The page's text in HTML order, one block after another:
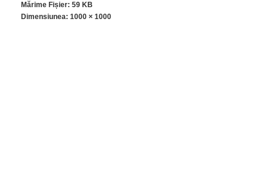
Mărime Fișier: 59 KB
Dimensiunea: 1000 × 1000